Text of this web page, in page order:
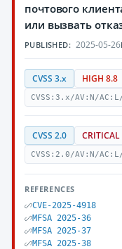
почтового
или вызвать
PUBLISHED: 2025-05-26
CVSS 3.x HIGH 8.8
CVSS:3.x/AV:N/
CVSS 2.0
CVSS:2.0/AV:N/
REFERENCES
CVE-2025-4918
MFSA 2025-36
MFSA 2025-37
MFSA 2025-38